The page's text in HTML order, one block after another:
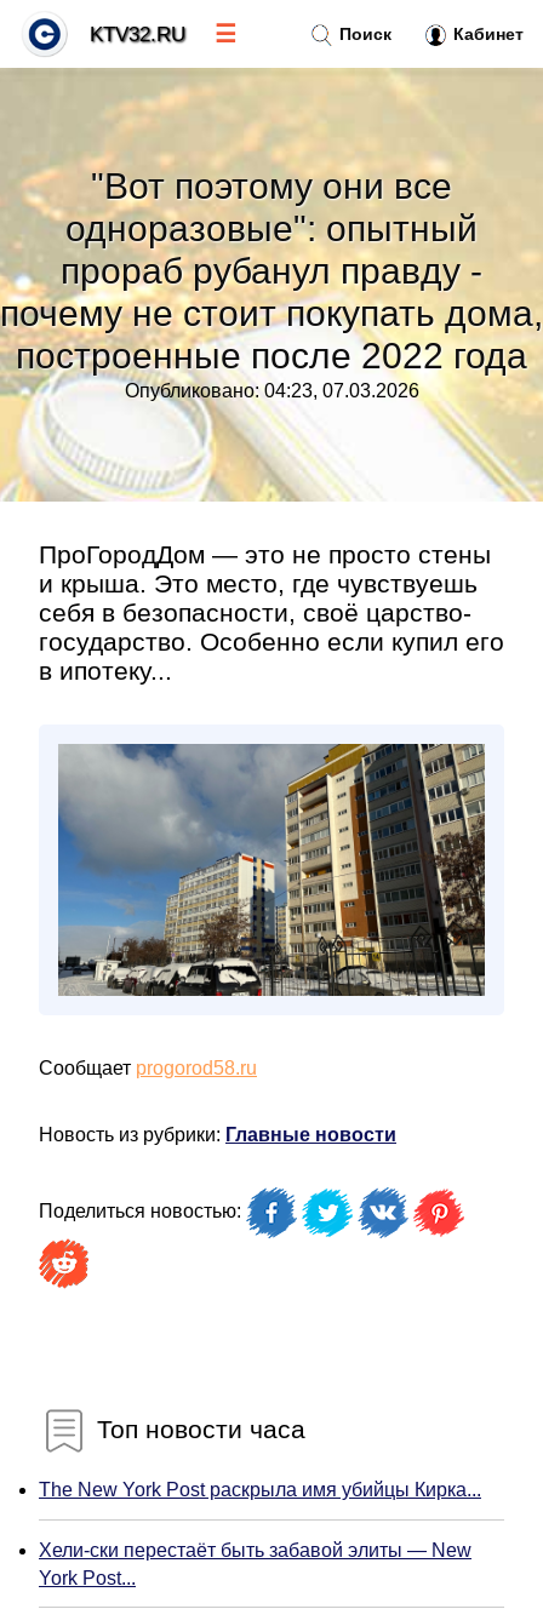
"Вот поэтому они все
одноразовые": опытный
прораб рубанул правду -
почему не стоит покупать дома,
построенные после 2022 года
Опубликовано: 04:23, 07.03.2026
ПроГородДом — это не просто стены
и крыша. Это место, где чувствуешь
себя в безопасности, своё царство-
государство. Особенно если купил его
в ипотеку...
Сообщает progorod58.ru
Новость из рубрики: Главные новости
Поделиться новостью:
Топ новости часа
The New York Post раскрыла имя убийцы Кирка...
Хели-ски перестаёт быть забавой элиты — New
York Post...
Поиск Кабинет
KTV32.RU ☰
Тренды новостей»
Рубрики»
Правила
Контакт